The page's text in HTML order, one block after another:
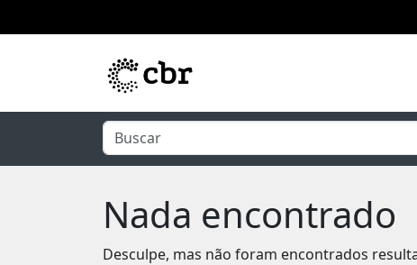
Nada encontrado
Desculpe, mas não foram encontrados